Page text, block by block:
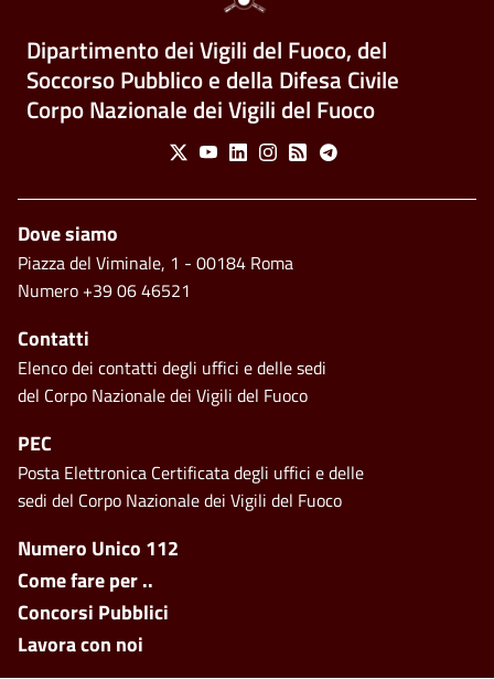
Dipartimento dei Vigili del Fuoco, del
Soccorso Pubblico e della Difesa Civile
Corpo Nazionale dei Vigili del Fuoco
Social Menu
X YoutubeLinkedinInstagram
Feed Telegram
Footer side menu
Numero Unico 112
Come fare per ..
Concorsi Pubblici
Lavora con noi
Piè di pagina
Dove siamo
Piazza del Viminale, 1 - 00184 Roma
Numero +39 06 46521
Contatti
Elenco dei contatti degli uffici e delle sedi
del Corpo Nazionale dei Vigili del Fuoco
PEC
Posta Elettronica Certificata degli uffici e delle
sedi del Corpo Nazionale dei Vigili del Fuoco